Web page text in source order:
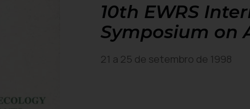
10th EWRS
Symposium on
21 a 25 de setembro de 1998